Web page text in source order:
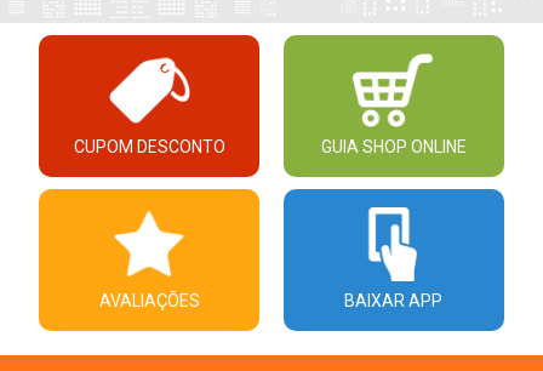
CUPOM DESCONTO GUIA SHOP ONLINE
AVALIAÇÕES BAIXAR APP